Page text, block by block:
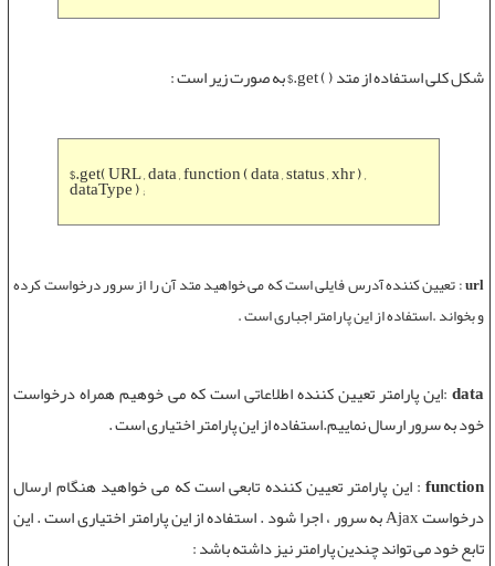
شکل کلی استفاده از متد ( ) get.$ به صورت زیر است :
$.get( URL , data , function ( data , status , xhr ) ,
dataType ) ;
url
:تعیین کننده آدرس فایلی است که می خواهید متد آن را از سرور درخواست کرده
و بخواند .استفاده از این پارامتر اجباری است .
data:این پارامتر تعیین کننده اطلاعاتی است که می خوهیم همراه درخواست
خود به سرور ارسال نماییم.استفاده از این پارامتر اختیاری است .
function: این پارامتر تعیین کننده تابعی است که می خواهید هنگام ارسال
درخواست Ajax به سرور ، اجرا شود . استفاده از این پارامتر اختیاری است . این
تابع خود می تواند چندین پارامتر نیز داشته باشد :